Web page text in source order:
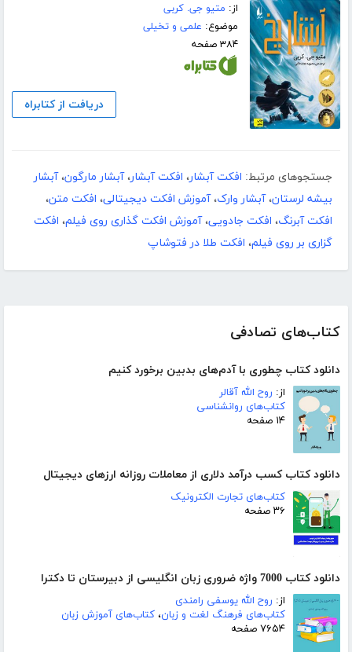
کتاب‌های تصادفی
دانلود کتاب چطوری با آدم‌های بدبین برخورد کنیم
از: روح الله آقالر
کتاب‌های روانشناسی
۱۴ صفحه
دانلود کتاب کسب درآمد دلاری از معاملات روزانه ارزهای دیجیتال
کتاب‌های تجارت الکترونیک
۳۶ صفحه
دانلود کتاب 7000 واژه ضروری زبان انگلیسی از دبیرستان تا دکترا
از: روح الله یوسفی رامندی
کتاب‌های فرهنگ لغت و زبان، کتاب‌های آموزش زبان
۷۶۵۴ صفحه
از: متیو جی. کربی
موضوع: علمی و تخیلی
۳۸۴ صفحه
دریافت از کتابراه
جستجوهای مرتبط: افکت آبشار، افکت آبشار،آبشار مارگون،آبشار
بیشه لرستان،آبشار وارک،آموزش افکت دیجیتالی، افکت متن،
افکت آبرنگ، افکت جادویی،آموزش افکت گذاری روی فیلم، افکت
گزاری بر روی فیلم، افکت طلا در فتوشاپ